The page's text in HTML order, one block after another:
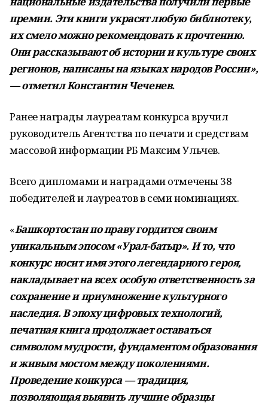
премии. Эти книги украсят любую библиотеку,
их смело можно рекомендовать к прочтению.
Они рассказывают об истории и культуре своих
регионов, написаны на языках народов России»,
— отметил Константин Чеченев.
Ранее награды лауреатам конкурса вручил
руководитель Агентства по печати и средствам
массовой информации РБ Максим Ульчев.
Всего дипломами и наградами отмечены 38
победителей и лауреатов в семи номинациях.
«Башкортостан по праву гордится своим
уникальным эпосом «Урал-батыр». И то, что
конкурс носит имя этого легендарного героя,
накладывает на всех особую ответственность за
сохранение и приумножение культурного
наследия.В эпоху цифровых технологий,
печатная книга продолжает оставаться
символом мудрости, фундаментом образования
и живым мостом между поколениями.
Проведение конкурса — традиция,
позволяющая выявить лучшие образцы